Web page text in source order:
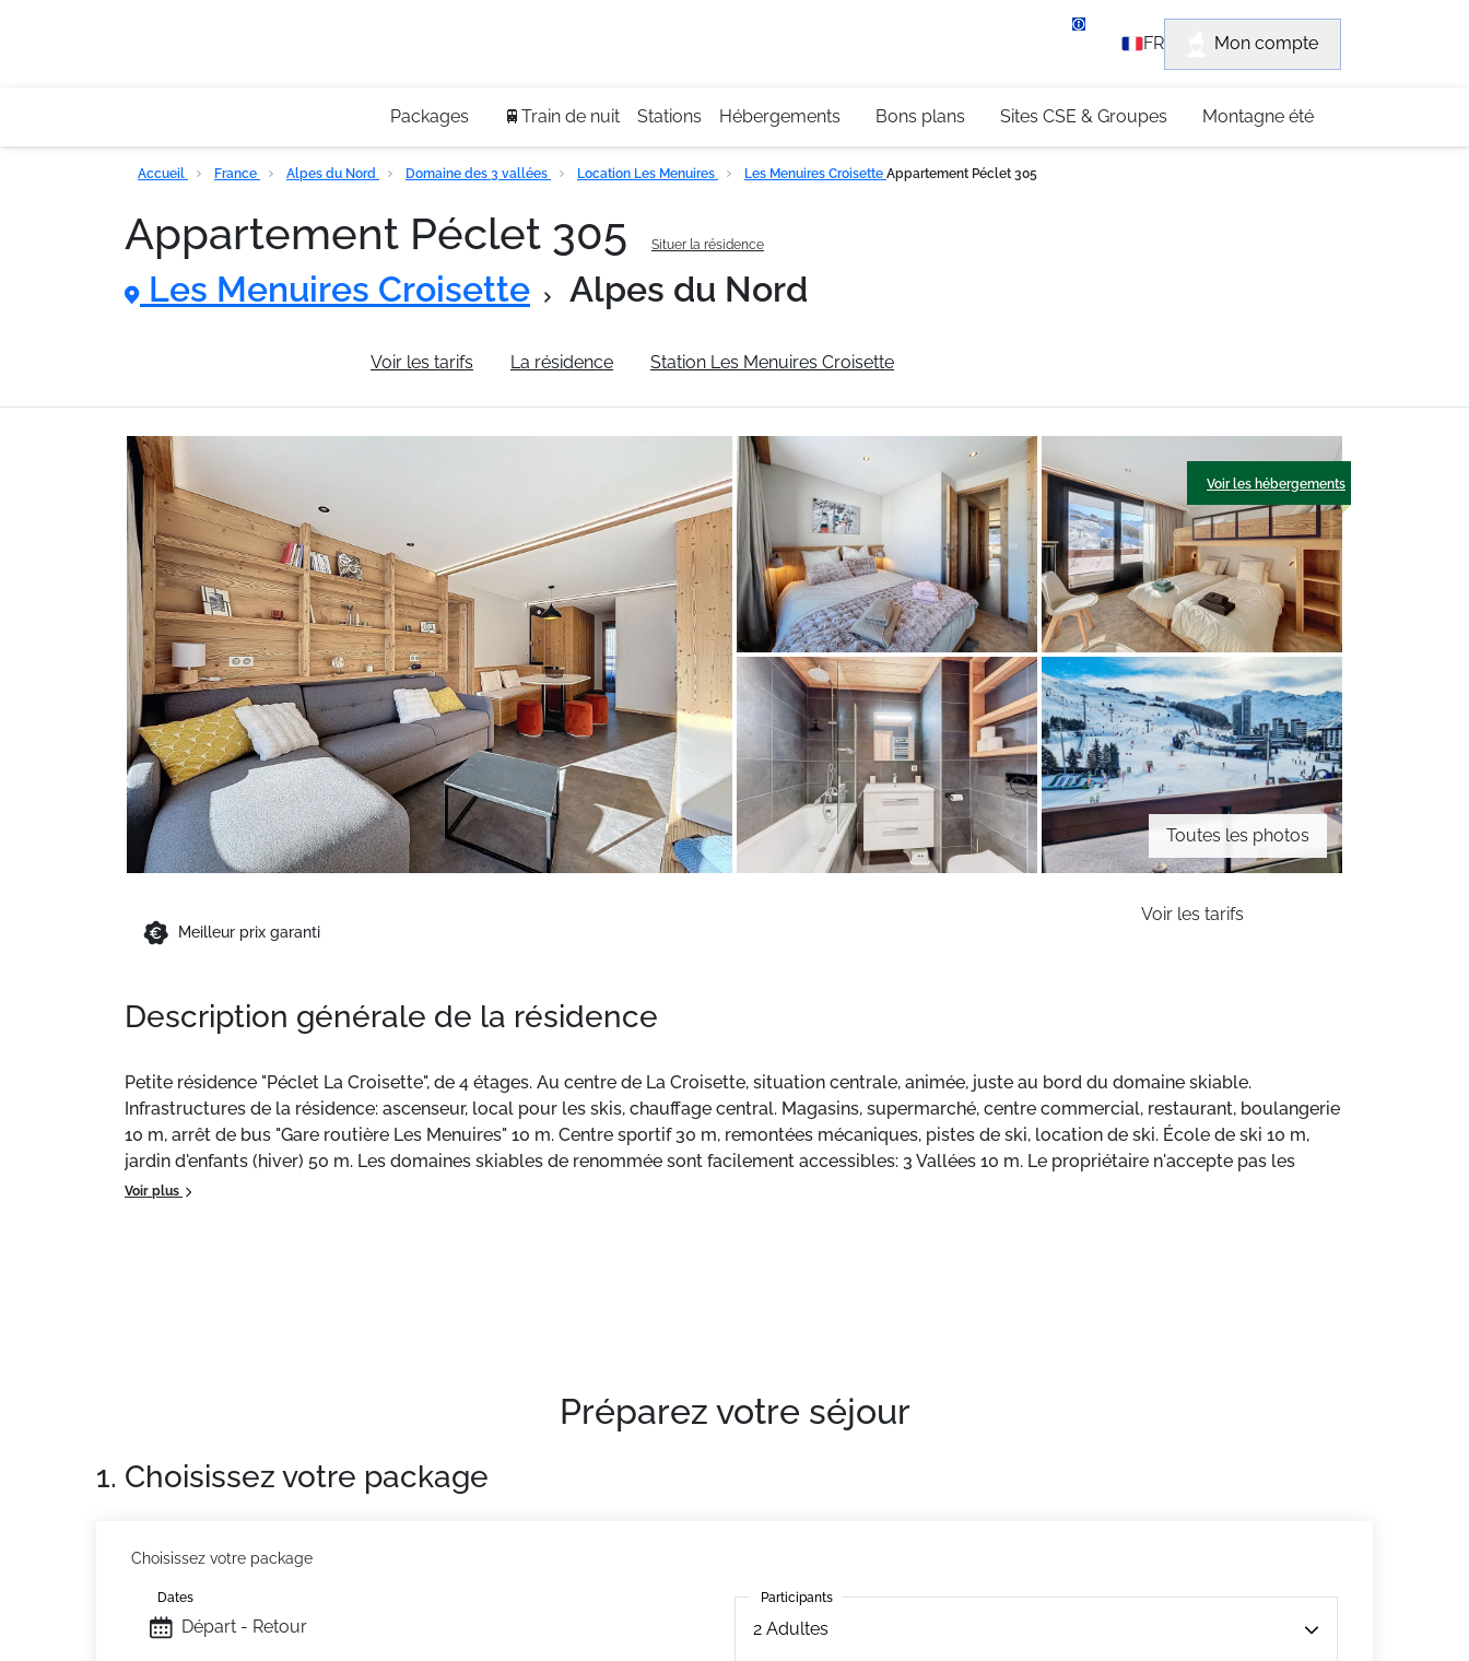
+33 (0)4 79 96 30 69
FR Mon compte
Packages 🚆Train de nuit Stations Hébergements Bons plans Sites CSE & Groupes Montagne été
Accueil France Alpes du Nord Domaine des 3 vallées Location Les Menuires Les Menuires Croisette Appartement Péclet 305
Appartement Péclet 305 Situer la résidence
Les Menuires Croisette Alpes du Nord
Voir les tarifs La résidence Station Les Menuires Croisette
Toutes les photos
Voir les hébergements
Meilleur prix garanti
Voir les tarifs
Description générale de la résidence
Petite résidence "Péclet La Croisette", de 4 étages. Au centre de La Croisette, situation centrale, animée, juste au bord du domaine skiable.
Infrastructures de la résidence: ascenseur, local pour les skis, chauffage central. Magasins, supermarché, centre commercial, restaurant, boulangerie
10 m, arrêt de bus "Gare routière Les Menuires" 10 m. Centre sportif 30 m, remontées mécaniques, pistes de ski, location de ski. École de ski 10 m,
jardin d'enfants (hiver) 50 m. Les domaines skiables de renommée sont facilement accessibles: 3 Vallées 10 m. Le propriétaire n'accepte pas les
groupes. Le propriétaire n'accepte pas les groupes de jeunes.
Voir plus
Préparez votre séjour
1. Choisissez votre package
Choisissez votre package
Départ - Retour
Dates Participants
2 Adultes
Participants